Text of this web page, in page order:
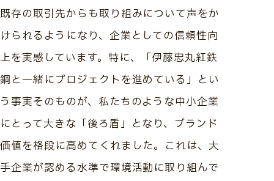
既存の取引先からも取り組みについて声をか
けられるようになり、企業としての信頼性向
上を実感しています。特に、「伊藤忠丸紅鉄
鋼と一緒にプロジェクトを進めている」とい
う事実そのものが、私たちのような中小企業
にとって大きな「後ろ盾」となり、ブランド
価値を格段に高めてくれました。これは、大
手企業が認める水準で環境活動に取り組んで